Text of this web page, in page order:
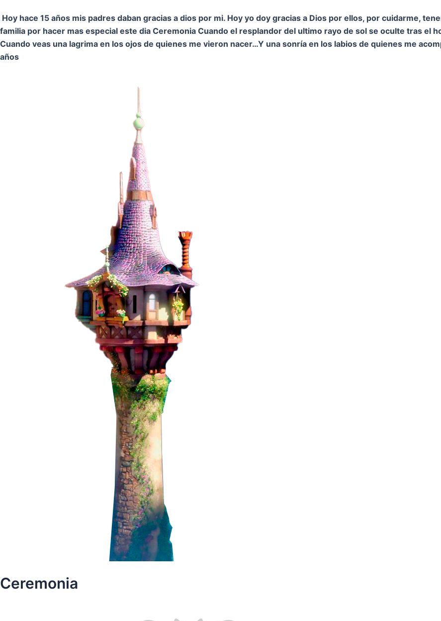
Hoy hace 15 años mis padres daban gracias a dios por mi. Hoy yo doy gracias a Dios por ellos, por cuidarme,
familia por hacer mas especial este dia Ceremonia Cuando el resplandor del ultimo rayo de sol se oculte tras el
Cuando veas una lagrima en los ojos de quienes me vieron nacer…Y una sonría en los labios de quienes me
años
Ceremonia